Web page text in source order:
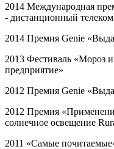
2014 Международная
- дистанционный телеком
2014 Премия Genie
2013 Фестиваль «Мороз
предприятие»
2012 Премия Genie
2012 Премия
солнечное освещение
2011 «Самые